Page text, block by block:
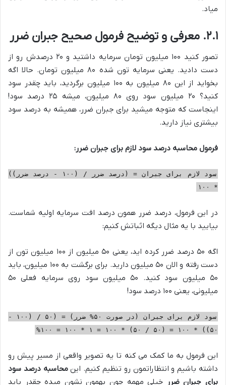
میاد.
۲.۱. معرفی و توضیح فرمول صحیح جبران ضرر
تصور کنید ۱۰۰ میلیون تومان سرمایه داشتید و ۲۰ درصدش رو از
دست دادید. یعنی سرمایه تون شده ۸۰ میلیون تومان. حالا اگه
بخواید از این ۸۰ میلیون به ۱۰۰ میلیون برگردید، باید چقدر سود
کنید؟ ۲۰ میلیون سود روی ۸۰ میلیون، میشه ۲۵ درصد سود!
اینجاست که متوجه میشید برای جبران ضرر، همیشه به درصد سود
بیشتری نیاز دارید.
فرمول محاسبه درصد سود لازم برای جبران ضرر:
سود لازم برای جبران = (درصد ضرر / (۱۰۰ - درصد ضرر))
* ۱۰۰
در این فرمول، درصد ضرر همون درصد افت سرمایه اولیه شماست.
بیایید با یه مثال دیگه اثباتش کنیم:
اگه ۵۰ درصد ضرر کرده اید، یعنی ۵۰ میلیون از ۱۰۰ میلیون تون از
دست رفته و الان ۵۰ میلیون دارید. برای برگشت به ۱۰۰ میلیون، باید
۵۰ میلیون سود کنید. ۵۰ میلیون سود روی سرمایه فعلی ۵۰
میلیونی، یعنی ۱۰۰ درصد سود!
سود لازم برای جبران (در صورت ۵۰% ضرر) = (۵۰ / (۱۰۰ -
۵۰)) * ۱۰۰ = (۵۰ / ۵۰) * ۱۰۰ = ۱ * ۱۰۰ = ۱۰۰%
این فرمول به ما کمک می کنه تا یه تصویر واقعی از مسیر پیش رو
داشته باشیم و انتظاراتمون رو تنظیم کنیم. اینمحاسبه درصد سود
برای جبران ضرر خیلی مهمه چون بهمون نشون میده چقدر باید